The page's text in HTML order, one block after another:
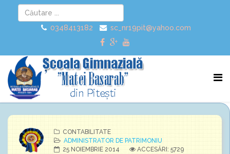
0348413182 sc_nr19pit@yahoo.com
CONTABILITATE
ADMINISTRATOR DE PATRIMONIU
25 NOIEMBRIE 2014
ACCESĂRI: 5729